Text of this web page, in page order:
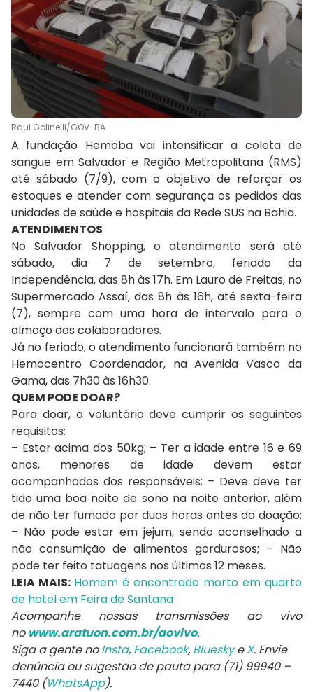
Raul Golinelli/GOV-BA
A fundação Hemoba vai intensificar a coleta de
sangue em Salvador e Região Metropolitana (RMS)
até sábado (7/9), com o objetivo de reforçar os
estoques e atender com segurança os pedidos das
unidades de saúde e hospitais da Rede SUS na Bahia.
ATENDIMENTOS
No Salvador Shopping, o atendimento será até
sábado, dia 7 de setembro, feriado da
Independência, das 8h às 17h. Em Lauro de Freitas, no
Supermercado Assaí, das 8h às 16h, até sexta-feira
(7), sempre com uma hora de intervalo para o
almoço dos colaboradores.
Já no feriado, o atendimento funcionará também no
Hemocentro Coordenador, na Avenida Vasco da
Gama, das 7h30 às 16h30.
QUEM PODE DOAR?
Para doar, o voluntário deve cumprir os seguintes
requisitos:
– Estar acima dos 50kg; – Ter a idade entre 16 e 69
anos, menores de idade devem estar
acompanhados dos responsáveis; – Deve deve ter
tido uma boa noite de sono na noite anterior, além
de não ter fumado por duas horas antes da doação;
– Não pode estar em jejum, sendo aconselhado a
não consumição de alimentos gordurosos; – Não
pode ter feito tatuagens nos últimos 12 meses.
LEIA MAIS: Homem é encontrado morto em quarto
de hotel em Feira de Santana
Acompanhe nossas transmissões ao vivo
no www.aratuon.com.br/aovivo.
Siga a gente noInsta, Facebook, BlueskyeX. Envie
denúncia ou sugestão de pauta para (71) 99940 –
7440 (WhatsApp).